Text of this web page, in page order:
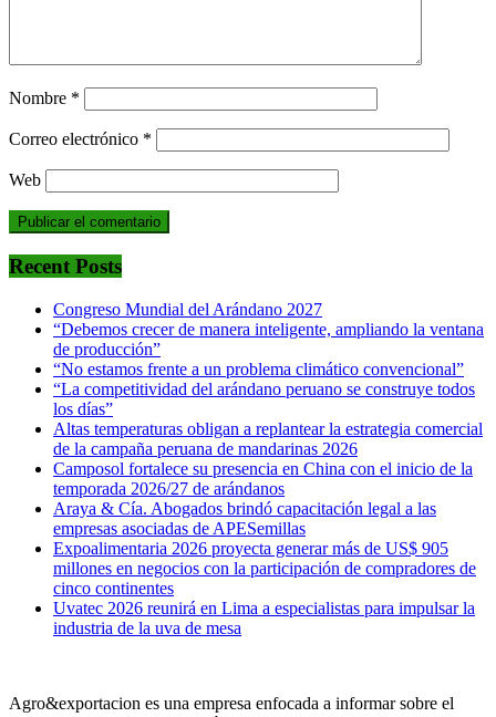
Nombre *
Correo electrónico *
Web
Recent Posts
Congreso Mundial del Arándano 2027
“Debemos crecer de manera inteligente, ampliando la ventana
de producción”
“No estamos frente a un problema climático convencional”
“La competitividad del arándano peruano se construye todos
los días”
Altas temperaturas obligan a replantear la estrategia comercial
de la campaña peruana de mandarinas 2026
Camposol fortalece su presencia en China con el inicio de la
temporada 2026/27 de arándanos
Araya & Cía. Abogados brindó capacitación legal a las
empresas asociadas de APESemillas
Expoalimentaria 2026 proyecta generar más de US$ 905
millones en negocios con la participación de compradores de
cinco continentes
Uvatec 2026 reunirá en Lima a especialistas para impulsar la
industria de la uva de mesa
Agro&exportacion es una empresa enfocada a informar sobre el